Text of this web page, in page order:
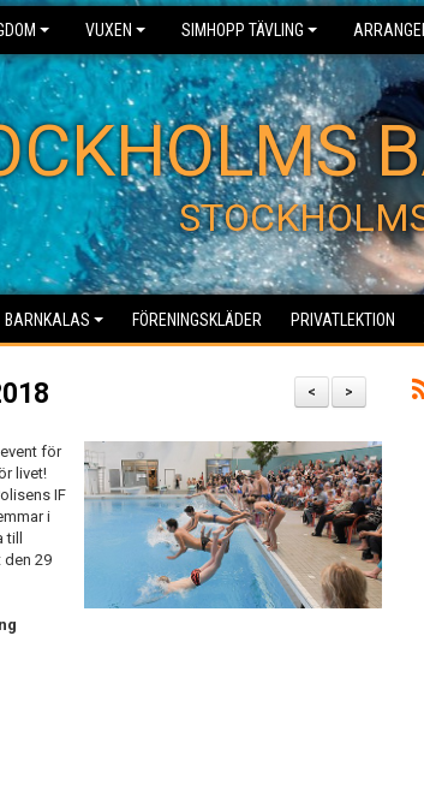
VUXEN SIMHOPP TÄVLING
BARNKALAS FÖRENINGSKLÄDER PRIVATLEKTION
>
<
för
livet!
IF
i
den 29